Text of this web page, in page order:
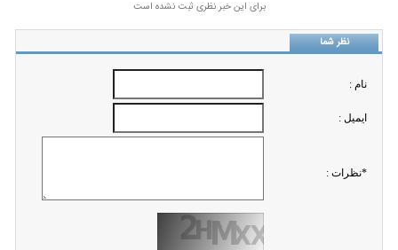
برای این خبر نظری ثبت نشده است
نظر شما
نام :
ايميل :
*نظرات :